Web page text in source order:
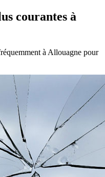
courantes à
à Allouagne pour